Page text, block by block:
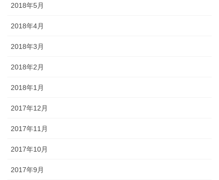
2018年5月
2018年4月
2018年3月
2018年2月
2018年1月
2017年12月
2017年11月
2017年10月
2017年9月